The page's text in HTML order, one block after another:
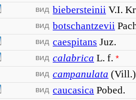
вид biebersteinii V.I.
вид botschantzevii
вид caespitans Juz.
вид calabrica L. f. *
вид campanulata
вид caucasica Pobed.